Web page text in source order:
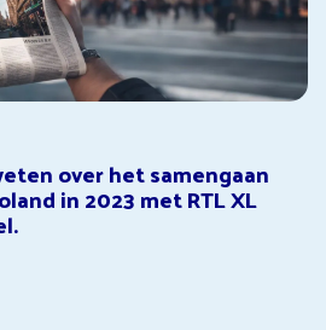
over het samengaan
in 2023 met RTL XL